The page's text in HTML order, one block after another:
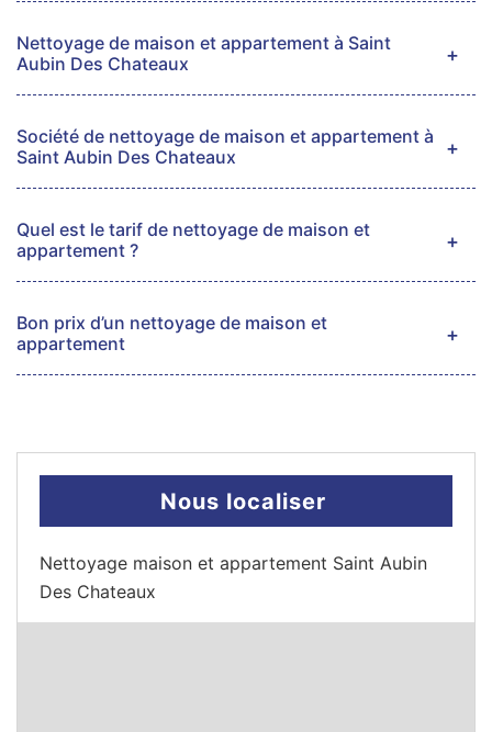
Nettoyage de maison et appartement à Saint
Aubin Des Chateaux
Société de nettoyage de maison et appartement à
Saint Aubin Des Chateaux
Quel est le tarif de nettoyage de maison et
appartement ?
Bon prix d’un nettoyage de maison et
appartement
Nous localiser
Nettoyage maison et appartement Saint Aubin
Des Chateaux